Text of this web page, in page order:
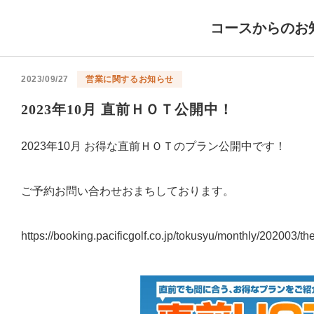
コースからのお
2023/09/27 営業に関するお知らせ
2023年10月 直前ＨＯＴ公開中！
2023年10月 お得な直前ＨＯＴのプラン公開中です！
ご予約お問い合わせおまちしております。
https://booking.pacificgolf.co.jp/tokusyu/monthly/202003/